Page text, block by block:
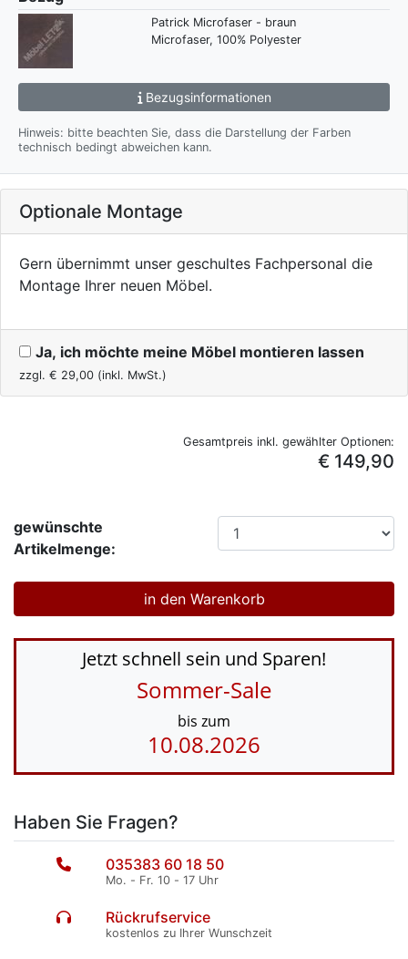
Patrick Microfaser - braun
Microfaser, 100% Polyester
Bezugsinformationen
Hinweis: bitte beachten Sie, dass die Darstellung der Farben
technisch bedingt abweichen kann.
Optionale Montage
Gern übernimmt unser geschultes Fachpersonal die
Montage Ihrer neuen Möbel.
Ja, ich möchte meine Möbel montieren lassen
zzgl. € 29,00 (inkl. MwSt.)
Gesamtpreis inkl. gewählter Optionen:
€ 149,90
gewünschte
Artikelmenge:
Jetzt schnell sein und Sparen!
Sommer-Sale
bis zum
10.08.2026
Haben Sie Fragen?
035383 60 18 50
Mo. - Fr. 10 - 17 Uhr
Rückrufservice
kostenlos zu Ihrer Wunschzeit